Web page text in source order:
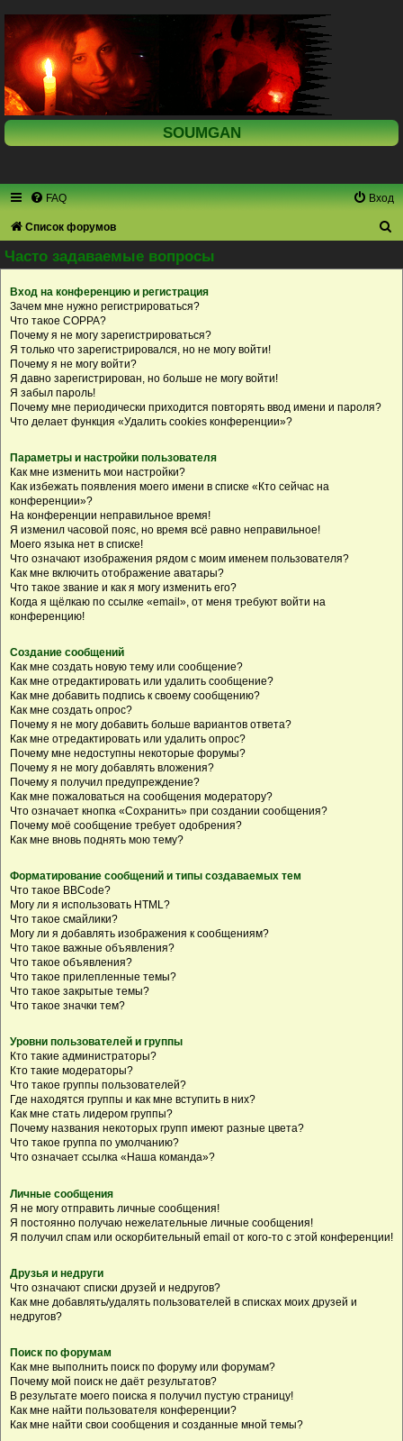
SOUMGAN
FAQ Вход
Список форумов
и
Часто задаваемые вопросы
Вход на конференцию и регистрация
Зачем мне нужно регистрироваться?
Что такое COPPA?
Почему я не могу зарегистрироваться?
Я только что зарегистрировался, но не могу войти!
Почему я не могу войти?
Я давно зарегистрирован, но больше не могу войти!
Я забыл пароль!
Почему мне периодически приходится повторять ввод имени и пароля?
Что делает функция «Удалить cookies конференции»?
Параметры и настройки пользователя
Как мне изменить мои настройки?
Как избежать появления моего имени в списке «Кто сейчас на
конференции»?
На конференции неправильное время!
Я изменил часовой пояс, но время всё равно неправильное!
Моего языка нет в списке!
Что означают изображения рядом с моим именем пользователя?
Как мне включить отображение аватары?
Что такое звание и как я могу изменить его?
Когда я щёлкаю по ссылке «email», от меня требуют войти на
конференцию!
Создание сообщений
Как мне создать новую тему или сообщение?
Как мне отредактировать или удалить сообщение?
Как мне добавить подпись к своему сообщению?
Как мне создать опрос?
Почему я не могу добавить больше вариантов ответа?
Как мне отредактировать или удалить опрос?
Почему мне недоступны некоторые форумы?
Почему я не могу добавлять вложения?
Почему я получил предупреждение?
Как мне пожаловаться на сообщения модератору?
Что означает кнопка «Сохранить» при создании сообщения?
Почему моё сообщение требует одобрения?
Как мне вновь поднять мою тему?
Форматирование сообщений и типы создаваемых тем
Что такое BBCode?
Могу ли я использовать HTML?
Что такое смайлики?
Могу ли я добавлять изображения к сообщениям?
Что такое важные объявления?
Что такое объявления?
Что такое прилепленные темы?
Что такое закрытые темы?
Что такое значки тем?
Уровни пользователей и группы
Кто такие администраторы?
Кто такие модераторы?
Что такое группы пользователей?
Где находятся группы и как мне вступить в них?
Как мне стать лидером группы?
Почему названия некоторых групп имеют разные цвета?
Что такое группа по умолчанию?
Что означает ссылка «Наша команда»?
Личные сообщения
Я не могу отправить личные сообщения!
Я постоянно получаю нежелательные личные сообщения!
Я получил спам или оскорбительный email от кого-то с этой конференции!
Друзья и недруги
Что означают списки друзей и недругов?
Как мне добавлять/удалять пользователей в списках моих друзей и
недругов?
Поиск по форумам
Как мне выполнить поиск по форуму или форумам?
Почему мой поиск не даёт результатов?
В результате моего поиска я получил пустую страницу!
Как мне найти пользователя конференции?
Как мне найти свои сообщения и созданные мной темы?